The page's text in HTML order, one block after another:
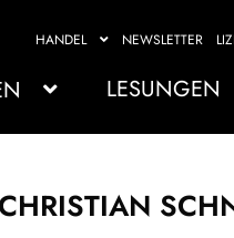
HANDEL NEWSLETTER
LESUNGEN
CHRISTIAN